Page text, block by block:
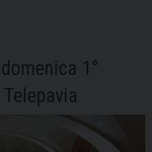
video
sito
1°